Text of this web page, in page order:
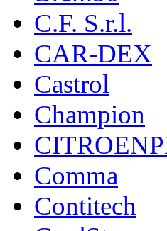
C.F. S.r.l.
CAR-DEX
Castrol
Champion
Comma
Contitech